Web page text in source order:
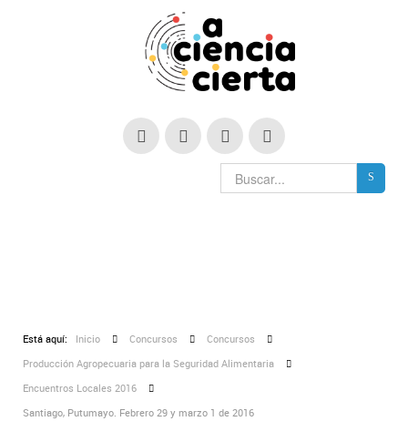
Está aquí: Inicio Concursos
Concursos
Producción Agropecuaria para la Seguridad Alimentaria
Encuentros Locales 2016
Santiago, Putumayo. Febrero 29 y marzo 1 de 2016